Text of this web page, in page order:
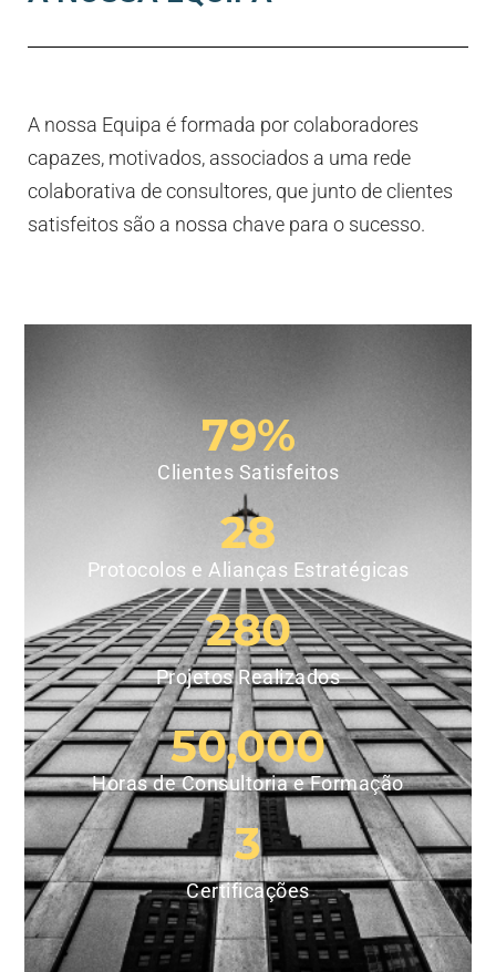
A nossa Equipa é formada por colaboradores
capazes, motivados, associados a uma rede
colaborativa de consultores, que junto de clientes
satisfeitos são a nossa chave para o sucesso.
Clientes Satisfeitos
79%
Protocolos e Alianças Estratégicas
28
Projetos Realizados
280
Horas de Consultoria e Formação
50,000
Certificações
3